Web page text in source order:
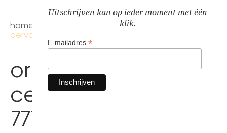
home horloge merken
cervo volante 01 754 7779 4065-set
oris big crown x
cervo volante 01 754
7779 4065-set
Uitschrijven kan op ieder moment met één
klik.
E-mailadres *